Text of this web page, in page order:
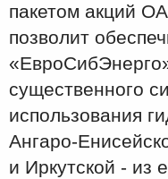
пакетом акций
позволит
существенного
использования
Ангаро-
и Иркутской - из